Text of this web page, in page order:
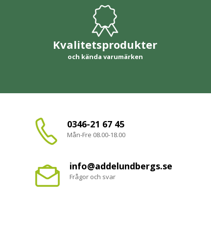
Kvalitetsprodukter
och kända varumärken
0346-21 67 45
Mån-Fre 08.00-18.00
info@addelundbergs.se
Frågor och svar